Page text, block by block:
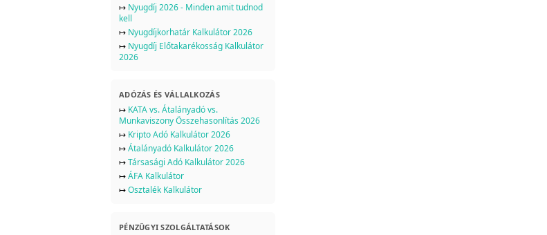
↦ Nyugdíj 2026 - Minden amit tudnod
kell
↦ Nyugdíjkorhatár Kalkulátor 2026
↦ Nyugdíj Előtakarékosság Kalkulátor
2026
ADÓZÁS ÉS VÁLLALKOZÁS
↦ KATA vs. Átalányadó vs.
Munkaviszony Összehasonlítás 2026
↦ Kripto Adó Kalkulátor 2026
↦Átalányadó Kalkulátor 2026
↦Társasági Adó Kalkulátor 2026
↦ÁFA Kalkulátor
↦Osztalék Kalkulátor
PÉNZÜGYI SZOLGÁLTATÁSOK